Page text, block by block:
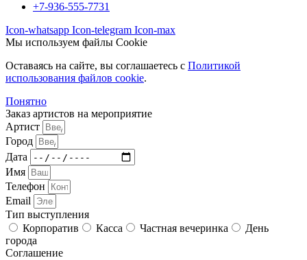
+7-936-555-7731
Icon-whatsapp Icon-telegram Icon-max
Мы используем файлы Cookie
Оставаясь на сайте, вы соглашаетесь c Политикой
использования файлов cookie.
Понятно
Заказ артистов на мероприятие
Артист
Город
Дата
Имя
Телефон
Email
Тип выступления
Корпоратив
Касса Частная вечеринка
День
города
Соглашение